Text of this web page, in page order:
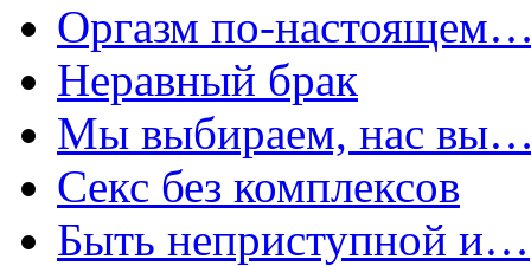
Оргазм по-
Неравный брак
Мы выбираем, нас
Секс без комплексов
Быть неприступной и…